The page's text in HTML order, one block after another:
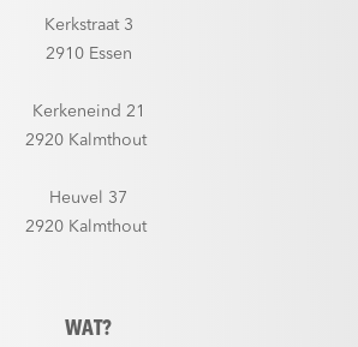
Kerkstraat 3
2910 Essen
Kerkeneind 21
2920 Kalmthout
Heuvel 37
2920 Kalmthout
WAT?